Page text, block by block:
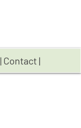
| Contact |